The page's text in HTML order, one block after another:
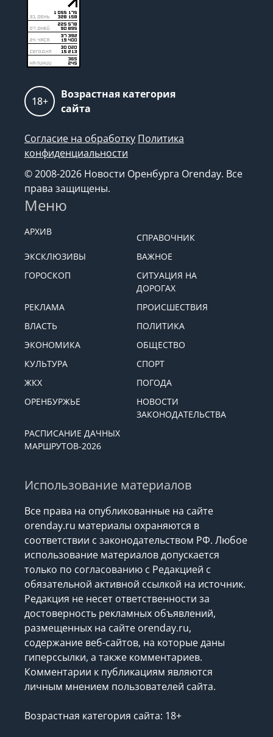
18+
Возрастная категория
сайта
Согласие на обработку Политика
конфиденциальности
© 2008-2026 Новости Оренбурга Orenday. Все
права защищены.
Меню
АРХИВ
СПРАВОЧНИК
ЭКСКЛЮЗИВЫ
ВАЖНОЕ
ГОРОСКОП
СИТУАЦИЯ НА
ДОРОГАХ
РЕКЛАМА
ПРОИСШЕСТВИЯ
ВЛАСТЬ
ПОЛИТИКА
ЭКОНОМИКА
ОБЩЕСТВО
КУЛЬТУРА
СПОРТ
ЖКХ
ПОГОДА
ОРЕНБУРЖЬЕ
НОВОСТИ
ЗАКОНОДАТЕЛЬСТВА
РАСПИСАНИЕ ДАЧНЫХ
МАРШРУТОВ-2026
Использование материалов
Все права на опубликованные на сайте
orenday.ru материалы охраняются в
соответствии с законодательством РФ. Любое
использование материалов допускается
только по согласованию с Редакцией с
обязательной активной ссылкой на источник.
Редакция не несет ответственности за
достоверность рекламных объявлений,
размещенных на сайте orenday.ru,
содержание веб-сайтов, на которые даны
гиперссылки, а также комментариев.
Комментарии к публикациям являются
личным мнением пользователей сайта.
Возрастная категория сайта: 18+